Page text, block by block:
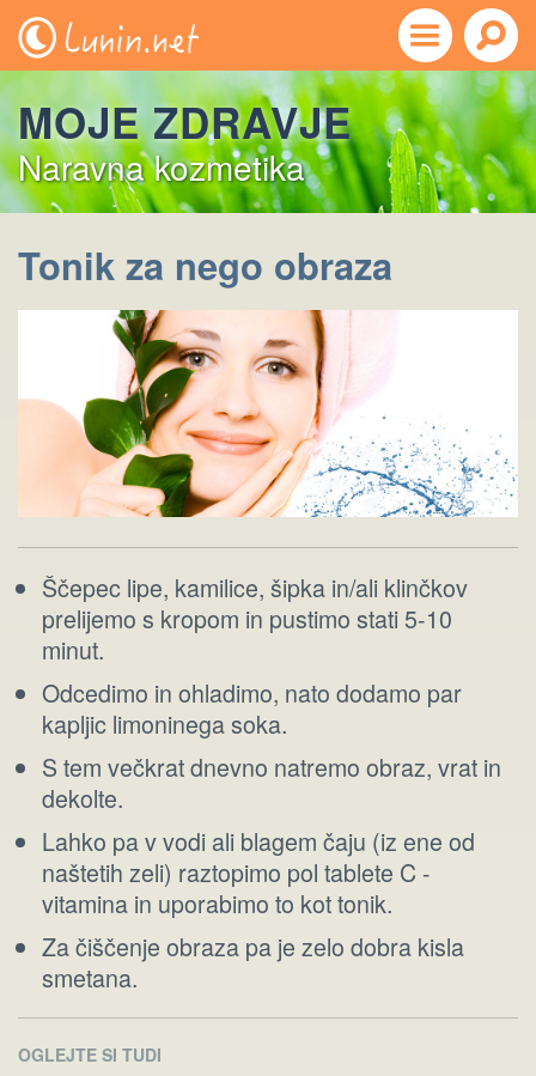
MOJE ZDRAVJE
Naravna kozmetika
Tonik za nego obraza
Ščepec lipe, kamilice, šipka in/ali klinčkov
prelijemo s kropom in pustimo stati 5-10
minut.
Odcedimo in ohladimo, nato dodamo par
kapljic limoninega soka.
S tem večkrat dnevno natremo obraz, vrat in
dekolte.
Lahko pa v vodi ali blagem čaju (iz ene od
naštetih zeli) raztopimo pol tablete C -
vitamina in uporabimo to kot tonik.
Za čiščenje obraza pa je zelo dobra kisla
smetana.
OGLEJTE SI TUDI